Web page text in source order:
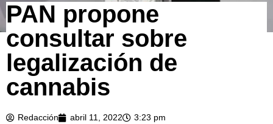
PAN propone
consultar sobre
legalización de
cannabis
Redacción abril 11, 2022 3:23 pm